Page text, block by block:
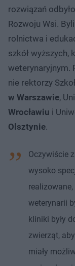
rozwiązań
Rozwoju Wsi.
rolnictwa i
szkół wyższych,
weterynaryjnym.
nie rektorzy
w Warszawie,
Wrocławiu i
Olsztynie.
Oczywiście
wysoko
weterynarii
kliniki były
zwierząt,
miały